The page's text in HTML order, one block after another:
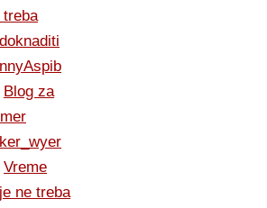
treba
Blog za
Vreme
ne treba